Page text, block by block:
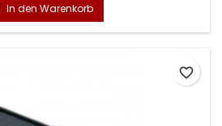
In den Warenkorb
favorite_border